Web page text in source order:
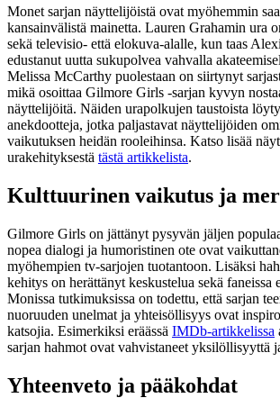
Monet sarjan näyttelijöistä ovat myöhemmin
kansainvälistä mainetta. Lauren Grahamin ura
sekä televisio- että elokuva-alalle, kun taas
edustanut uutta sukupolvea vahvalla
Melissa McCarthy puolestaan on siirtynyt
mikä osoittaa Gilmore Girls -sarjan kyvyn
näyttelijöitä. Näiden urapolkujen taustoista
anekdootteja, jotka paljastavat näyttelijöiden
vaikutuksen heidän rooleihinsa. Katso lisää
urakehityksestä tästä artikkelista.
Kulttuurinen vaikutus ja
Gilmore Girls on jättänyt pysyvän jäljen
nopea dialogi ja humoristinen ote ovat
myöhempien tv-sarjojen tuotantoon. Lisäksi
kehitys on herättänyt keskustelua sekä faneissa
Monissa tutkimuksissa on todettu, että sarjan
nuoruuden unelmat ja yhteisöllisyys ovat
katsojia. Esimerkiksi eräässä IMDb-artikkelissa
sarjan hahmot ovat vahvistaneet yksilöllisyyttä
Yhteenveto ja pääkohdat